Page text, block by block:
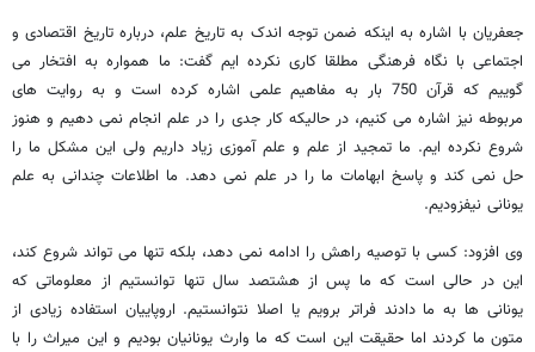
جعفریان با اشاره به اینکه ضمن توجه اندک به تاریخ علم، درباره تاریخ اقتصادی و
اجتماعی با نگاه فرهنگی مطلقا کاری نکرده ایم گفت: ما همواره به افتخار می
گوییم که قرآن 750 بار به مفاهیم علمی اشاره کرده است و به روایت های
مربوطه نیز اشاره می کنیم، در حالیکه کار جدی را در علم انجام نمی دهیم و هنوز
شروع نکرده ایم. ما تمجید از علم و علم آموزی زیاد داریم ولی این مشکل ما را
حل نمی کند و پاسخ ابهامات ما را در علم نمی دهد. ما اطلاعات چندانی به علم
یونانی نیفزودیم.
وی افزود: کسی با توصیه راهش را ادامه نمی دهد، بلکه تنها می تواند شروع کند،
این در حالی است که ما پس از هشتصد سال تنها توانستیم از معلوماتی که
یونانی ها به ما دادند فراتر برویم یا اصلا نتوانستیم. اروپاییان استفاده زیادی از
متون ما کردند اما حقیقت این است که ما وارث یونانیان بودیم و این میراث را با